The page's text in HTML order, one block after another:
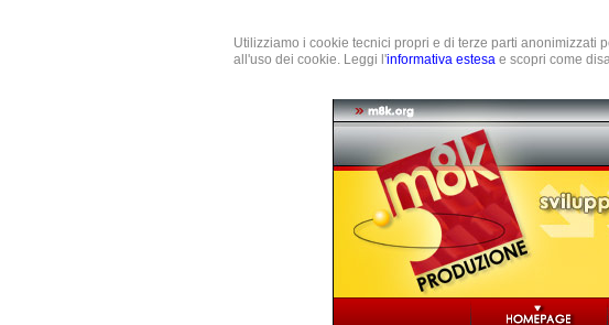
Utilizziamo i cookie tecnici propri e di terze parti anonimizzati
all'uso dei cookie. Leggi l'informativa estesa e scopri come